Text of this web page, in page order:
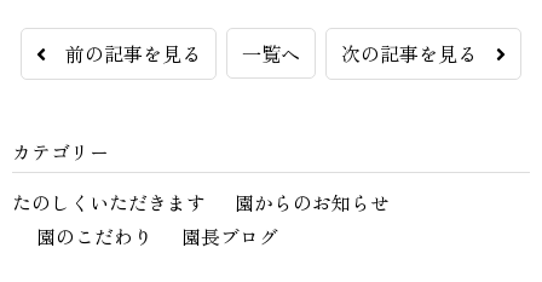
前の記事を見る 一覧へ 次の記事を見る
カテゴリー
たのしくいただきます
園からのお知らせ
園のこだわり
園長ブログ